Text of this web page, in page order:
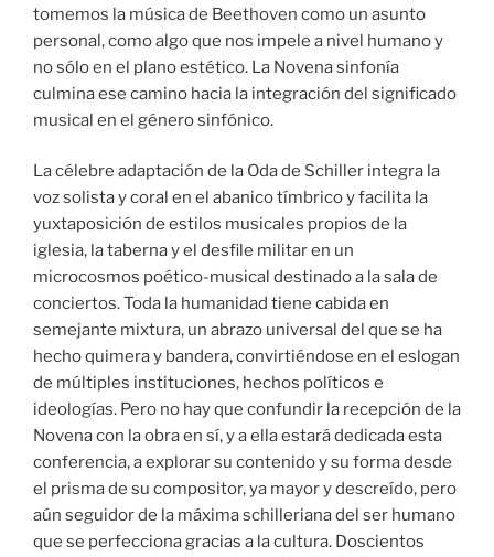
tomemos la música de Beethoven como un asunto
personal, como algo que nos impele a nivel humano y
no sólo en el plano estético. La Novena sinfonía
culmina ese camino hacia la integración del significado
musical en el género sinfónico.
La célebre adaptación de la Oda de Schiller integra la
voz solista y coral en el abanico tímbrico y facilita la
yuxtaposición de estilos musicales propios de la
iglesia, la taberna y el desfile militar en un
microcosmos poético-musical destinado a la sala de
conciertos. Toda la humanidad tiene cabida en
semejante mixtura, un abrazo universal del que se ha
hecho quimera y bandera, convirtiéndose en el eslogan
de múltiples instituciones, hechos políticos e
ideologías. Pero no hay que confundir la recepción de la
Novena con la obra en sí, y a ella estará dedicada esta
conferencia, a explorar su contenido y su forma desde
el prisma de su compositor, ya mayor y descreído, pero
aún seguidor de la máxima schilleriana del ser humano
que se perfecciona gracias a la cultura. Doscientos